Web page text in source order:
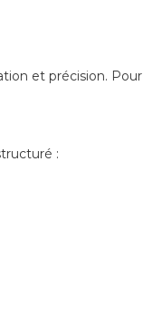
et précision. Pour
: